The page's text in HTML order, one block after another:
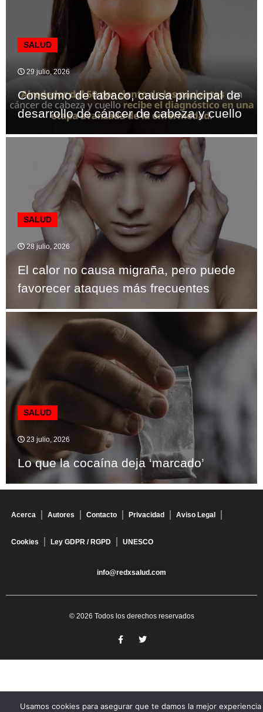
SALUD
29 julio, 2026
Consumo de tabaco, causa principal de
desarrollo de cáncer de cabeza y cuello
SALUD
28 julio, 2026
El calor no causa migraña, pero puede
favorecer ataques más frecuentes
SALUD
23 julio, 2026
Lo que la cocaína deja ‘marcado’
Acerca Autores Contacto Privacidad Aviso Legal
Cookies Ley GDPR / RGPD UNESCO
info@redxsalud.com
© 2026 Todos los derechos reservados
Usamos cookies para asegurar que te damos la mejor experiencia